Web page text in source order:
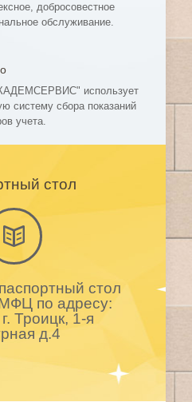
добросовестное
обслуживание.
использует
систему сбора показаний
учета.
стол
стол
по адресу:
Троицк, 1-я
д.4